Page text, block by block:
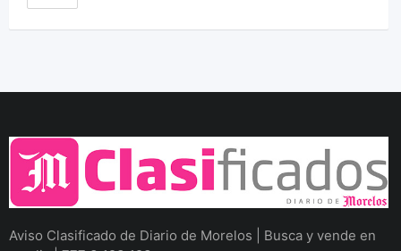
Aviso Clasificado de Diario de Morelos | Busca y vende en